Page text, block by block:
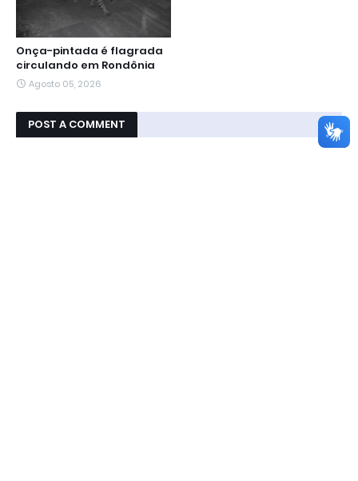
Onça-pintada é flagrada
circulando em Rondônia
Agosto 05, 2026
POST A COMMENT